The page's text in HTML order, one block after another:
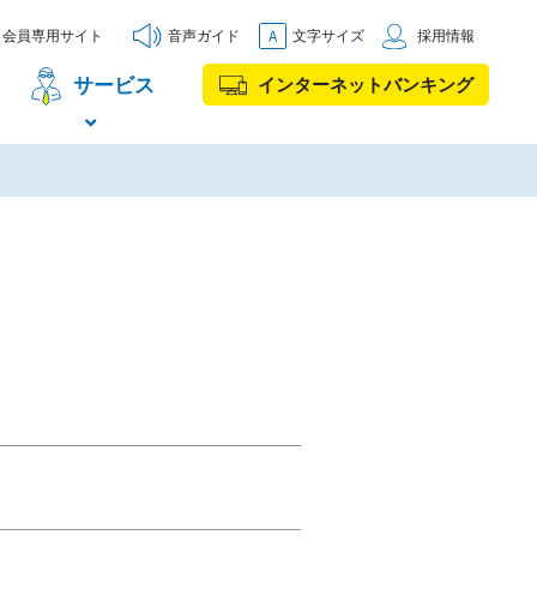
サービス インターネットバンキング
会員専用サイト 音声ガイド 文字サイズ 採用情報